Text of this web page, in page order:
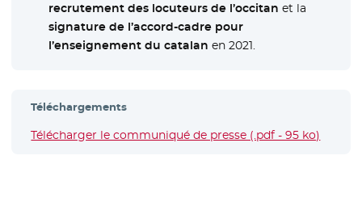
recrutement des locuteurs de l’occitan et la
signature de l’accord-cadre pour
l’enseignement du catalan en 2021.
Téléchargements
Télécharger le communiqué de presse (.pdf - 95 ko)